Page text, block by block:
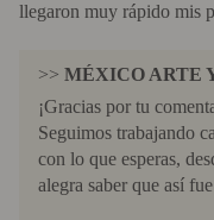
llegaron muy rápido mis
>> MÉXICO ARTE
¡Gracias por tu
Seguimos trabajando
con lo que esperas,
alegra saber que así